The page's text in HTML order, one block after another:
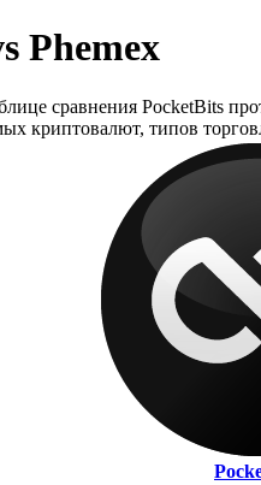
Phemex
сравнения PocketBits
криптовалют, типов